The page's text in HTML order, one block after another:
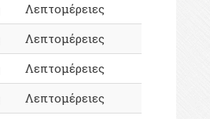
Λεπτομέρειες
Λεπτομέρειες
Λεπτομέρειες
Λεπτομέρειες